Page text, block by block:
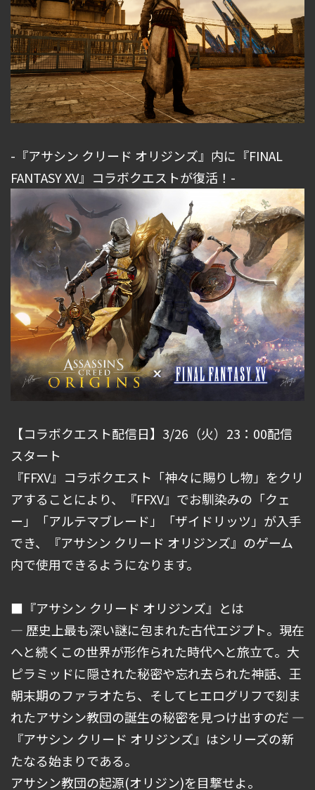
-『アサシン クリード オリジンズ』内に『FINAL
FANTASY XV』コラボクエストが復活！-
【コラボクエスト配信日】3/26（火）23：00配信
スタート
『FFXV』コラボクエスト「神々に賜りし物」をクリ
アすることにより、『FFXV』でお馴染みの「クェ
ー」「アルテマブレード」「ザイドリッツ」が入手
でき、『アサシン クリード オリジンズ』のゲーム
内で使用できるようになります。
■『アサシン クリード オリジンズ』とは
― 歴史上最も深い謎に包まれた古代エジプト。現在
へと続くこの世界が形作られた時代へと旅立て。大
ピラミッドに隠された秘密や忘れ去られた神話、王
朝末期のファラオたち、そしてヒエログリフで刻ま
れたアサシン教団の誕生の秘密を見つけ出すのだ ―
『アサシン クリード オリジンズ』はシリーズの新
たなる始まりである。
アサシン教団の起源(オリジン)を目撃せよ。